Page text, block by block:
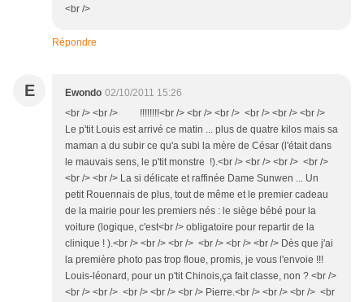
<br />
Répondre
E Ewondo 02/10/2011 15:26
<br /> <br /> !!!!!!!!<br /> <br /> <br /> <br /> <br /> <br />
Le p'tit Louis est arrivé ce matin ... plus de quatre kilos mais sa
maman a du subir ce qu'a subi la mère de César (l'était dans
le mauvais sens, le p'tit monstre !).<br /> <br /> <br /> <br />
<br /> <br /> La si délicate et raffinée Dame Sunwen ... Un
petit Rouennais de plus, tout de même et le premier cadeau
de la mairie pour les premiers nés : le siège bébé pour la
voiture (logique, c'est<br /> obligatoire pour repartir de la
clinique ! ).<br /> <br /> <br /> <br /> <br /> <br /> Dès que j'ai
la première photo pas trop floue, promis, je vous l'envoie !!!
Louis-léonard, pour un p'tit Chinois,ça fait classe, non ? <br />
<br /> <br /> <br /> <br /> <br /> Pierre.<br /> <br /> <br /> <br